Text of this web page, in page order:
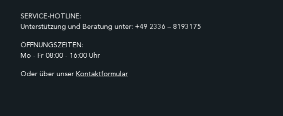
SERVICE-HOTLINE:
Unterstützung und Beratung unter: +49 2336 – 8193175
ÖFFNUNGSZEITEN:
Mo - Fr 08:00 - 16:00 Uhr
Oder über unser Kontaktformular